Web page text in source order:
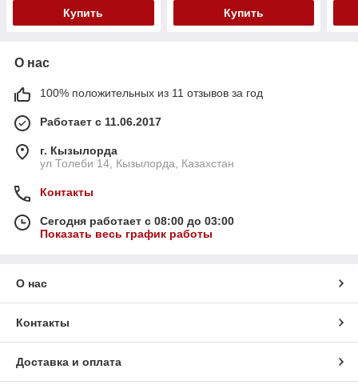
Купить Купить
О нас
100% положительных из 11 отзывов за год
Работает с 11.06.2017
г. Кызылорда
ул Толеби 14, Кызылорда, Казахстан
Контакты
Сегодня работает с 08:00 до 03:00
Показать весь график работы
О нас
Контакты
Доставка и оплата